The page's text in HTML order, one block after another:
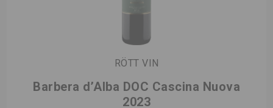
RÖTT VIN
Barbera d’Alba DOC Cascina Nuova
2023